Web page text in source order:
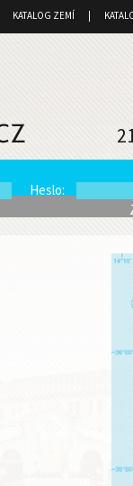
KATALOG ZEMÍ
Heslo: